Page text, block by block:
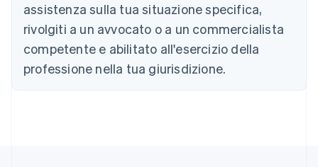
assistenza sulla tua situazione specifica,
rivolgiti a un avvocato o a un commercialista
competente e abilitato all'esercizio della
professione nella tua giurisdizione.
Canada
EnglishFrançais
Cina continentale
简体中文English
Cipro